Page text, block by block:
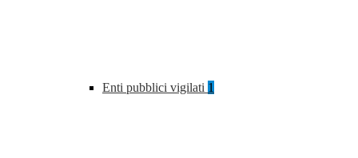
Enti pubblici vigilati 1